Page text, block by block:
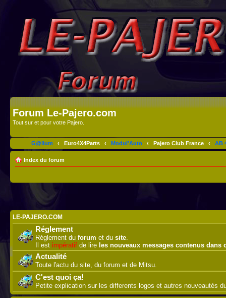
Forum Le-Pajero.com
Tout sur et pour votre Pajero.
G@lium ‹ Euro4X4Parts ‹ Modul'Auto ‹ Pajero Club France ‹ AB
Index du forum
LE-PAJERO.COM
Réglement
Réglement du forum et du site.
Il est impératif de lire les nouveaux messages contenus dans
Actualité
Toute l'actu du site, du forum et de Mitsu.
C'est quoi ça!
Petite explication sur les differents logos et autres nouveautés